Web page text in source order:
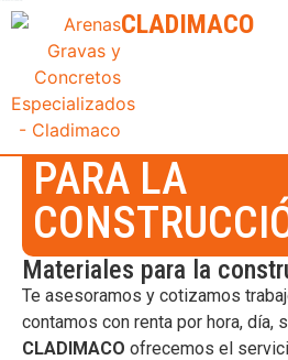
CLADIMACO
Distribuidor de
RENTA DE
PARA LA
Materiales para la
Te asesoramos y cotizamos
contamos con renta por hora, día,
CLADIMACO ofrecemos el